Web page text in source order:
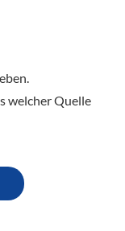
welcher Quelle